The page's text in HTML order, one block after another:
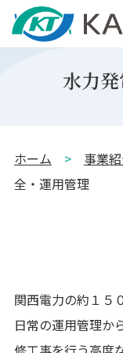
水力
ホーム > 事業
全・運用管理
関西電力の約１５
日常の運用管理か